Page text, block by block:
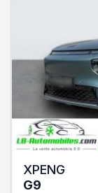
XPENG
G9